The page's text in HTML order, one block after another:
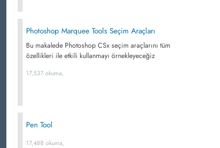
Photoshop Marquee Tools Seçim Araçları
Bu makalede Photoshop CSx seçim araçlarını tüm
özellikleri ile etkili kullanmayı örnekleyeceğiz
17,537 okuma,
Pen Tool
17,488 okuma,